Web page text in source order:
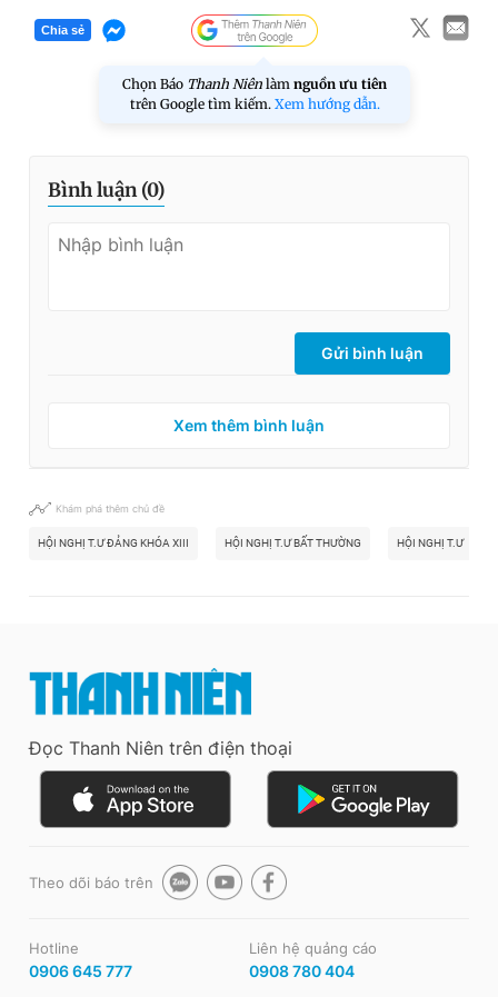
Chia sẻ
Chọn Báo Thanh Niên làm nguồn ưu tiên
trên Google tìm kiếm. Xem hướng dẫn.
Bình luận (0)
Gửi bình luận
Xem thêm bình luận
Khám phá thêm chủ đề
HỘI NGHỊ T.Ư ĐẢNG KHÓA XIII HỘI NGHỊ T.Ư BẤT THƯỜNG HỘI NGHỊ T.Ư
Đọc Thanh Niên trên điện thoại
Theo dõi báo trên
Hotline
0906 645 777
Liên hệ quảng cáo
0908 780 404